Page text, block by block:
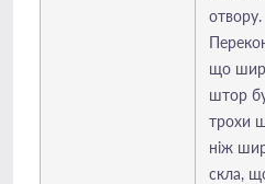
отвору.
що
штор
трохи
ніж
скла,